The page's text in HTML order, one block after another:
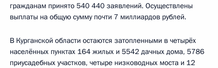
гражданам принято 540 440 заявлений. Осуществлены
выплаты на общую сумму почти 7 миллиардов рублей.
В Курганской области остаются затопленными в четырёх
населённых пунктах 164 жилых и 5542 дачных дома, 5786
приусадебных участков, четыре низководных моста и 12